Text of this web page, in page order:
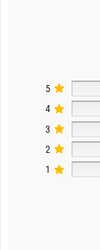
5
4
3
2
1